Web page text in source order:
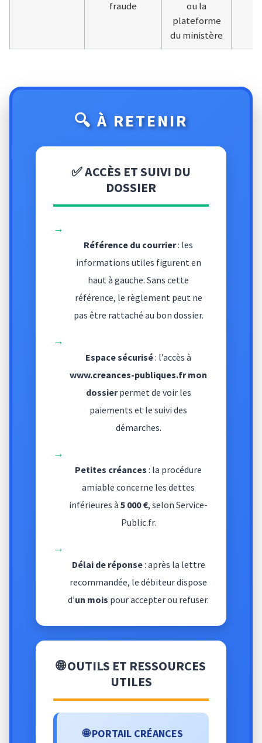
fraude
ou la
plateforme
du ministère
🔍 À RETENIR
✅ ACCÈS ET SUIVI DU
DOSSIER
→
Référence du courrier: les
informations utiles figurent en
haut à gauche. Sans cette
référence, le règlement peut ne
pas être rattaché au bon dossier.
→
Espace sécurisé: l’accès à
www.creances-publiques.fr mon
dossierpermet de voir les
paiements et le suivi des
démarches.
→
Petites créances : la procédure
amiable concerne les dettes
inférieures à 5 000 €, selon Service-
Public.fr.
→
Délai de réponse: après la lettre
recommandée, le débiteur dispose
d’un mois pour accepter ou refuser.
🌐 OUTILS ET RESSOURCES
UTILES
🌐 PORTAIL CRÉANCES